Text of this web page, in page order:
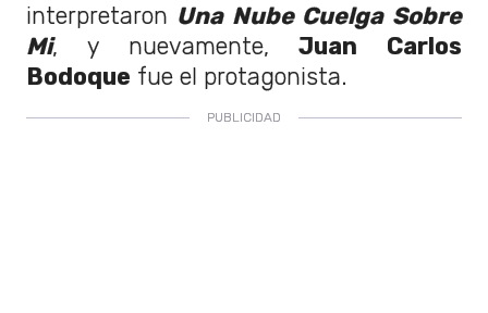
interpretaron Una Nube Cuelga Sobre
Mi, y nuevamente,Juan Carlos
Bodoque fue el protagonista.